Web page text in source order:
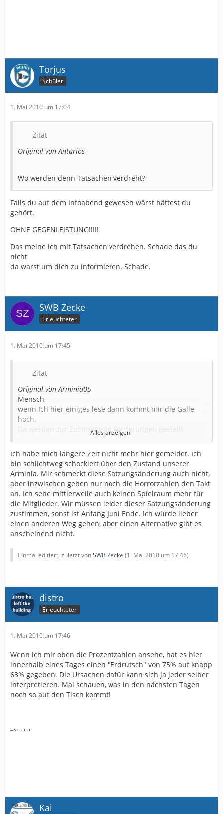
Torjus
Schüler
1. Mai 2010 um 17:04
Zitat
Original von Anturios
Wo werden denn Tatsachen verdreht?
Falls du auf dem Infoabend gewesen wärst hättest du
gehört.
OHNE GEGENLEISTUNG!!!!!
Das meine ich mit Tatsachen verdrehen. Schade das du
nicht
da warst um dich zu informieren. Schade.
SWB Zecke
Erleuchteter
1. Mai 2010 um 17:45
Zitat
Original von Arminia05
Mensch,
wenn Ich hier einiges lese dann kommt mir die Galle
hoch.
Da werden zur Zustimmung Forderungen gestellt:
Namen, wieviel Geld kommen soll und das alle Ihre
Stühle zuverfügung stelle.
Dann werden diese Forderung erfüllt, aber auf einmal
will niemand mehr davon was wisse.
Nur weil der Präsidentschaftskandidat das falsche
Parteibuch hat, seien Krawatte falschgebunden ist oder
was auch immer.
Auch die Überlegung das man den Verein sowieso nicht
insolvent gehen läst wenn man die Änderung nicht
zustimmt, ist mit verlaubt falsch.
Wenn am 5.5 es kein Ja gibt werden sich immer mehr
Gang zum Gericht machen müssen. Denn ohne Lizenz
wird man die Kredite und Verbindlichkeiten kaum bis
garnicht zurückzahlen.
Allternative sehe. Aber jeder muss es mit seinem
Aber man sollte mal überlegen ob man nicht seine
übertrieben Eitelkeiten mal ablegen kann.
Es geht nicht nur um uns oder die Mannschaft sonder
Spieltagen ermöglichen
Alles anzeigen
Ich habe mich längere Zeit nicht mehr hier gemeldet. Ich
bin schlichtweg schockiert über den Zustand unserer
Arminia. Mir schmeckt diese Satzungsänderung auch nicht,
aber inzwischen geben nur noch die Horrorzahlen den Takt
an. Ich sehe mittlerweile auch keinen Spielraum mehr für
die Mitglieder. Wir müssen leider dieser Satzungsänderung
zustimmen, sonst ist Anfang Juni Ende. Ich würde lieber
einen anderen Weg gehen, aber einen Alternative gibt es
anscheinend nicht.
Einmal editiert, zuletzt vonSWB Zecke (1. Mai 2010 um 17:46)
distro
Erleuchteter
1. Mai 2010 um 17:46
Wenn ich mir oben die Prozentzahlen ansehe, hat es hier
innerhalb eines Tages einen "Erdrutsch" von 75% auf knapp
63% gegeben. Die Ursachen dafür kann sich ja jeder selber
interpretieren. Mal schauen, was in den nächsten Tagen
noch so auf den Tisch kommt!
Kai